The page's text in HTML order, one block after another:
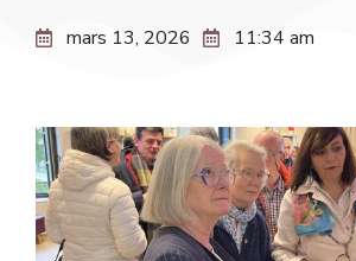
mars 13, 2026 11:34 am